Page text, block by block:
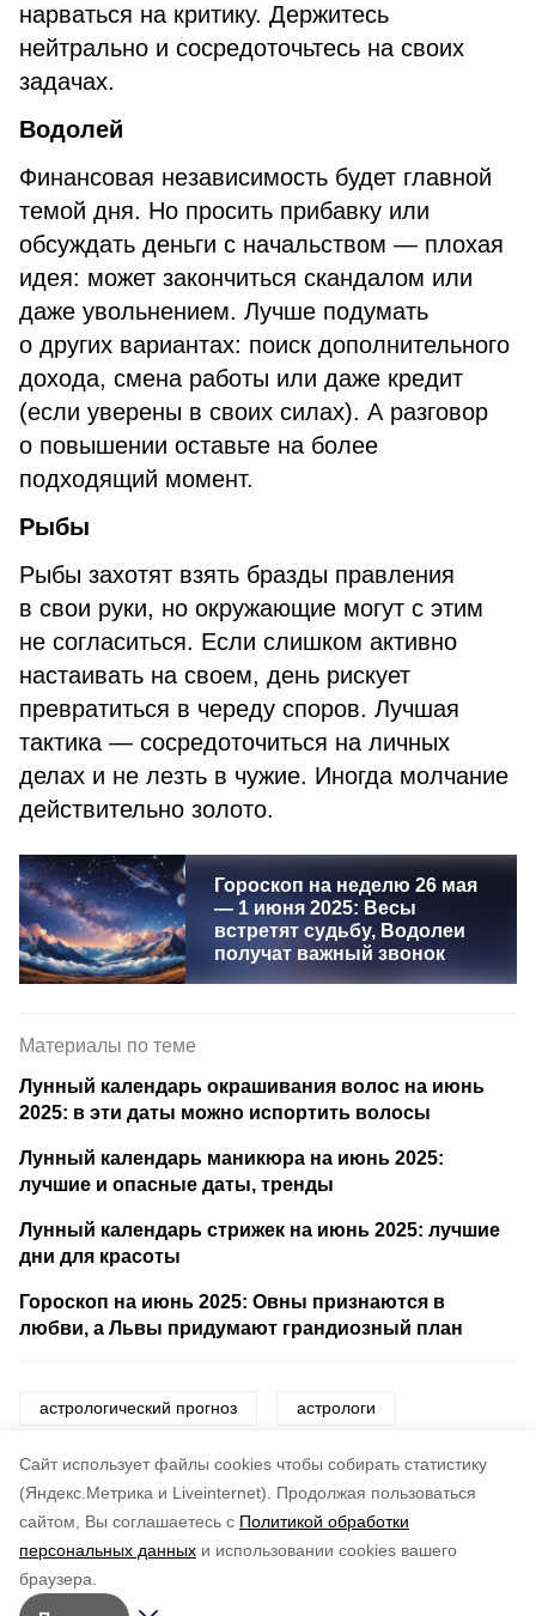
Cайт использует файлы cookies чтобы собирать статистику
(Яндекс.Метрика и Liveinternet).
Продолжая пользоваться
сайтом, Вы соглашаетесь с Политикой обработки
персональных данных и использовании cookies вашего
браузера.
нарваться на критику. Держитесь
нейтрально и сосредоточьтесь на своих
задачах.
Водолей
Финансовая независимость будет главной
темой дня. Но просить прибавку или
обсуждать деньги с начальством — плохая
идея: может закончиться скандалом или
даже увольнением. Лучше подумать
о других вариантах: поиск дополнительного
дохода, смена работы или даже кредит
(если уверены в своих силах). А разговор
о повышении оставьте на более
подходящий момент.
Рыбы
Рыбы захотят взять бразды правления
в свои руки, но окружающие могут с этим
не согласиться. Если слишком активно
настаивать на своем, день рискует
превратиться в череду споров. Лучшая
тактика — сосредоточиться на личных
делах и не лезть в чужие. Иногда молчание
действительно золото.
Гороскоп на неделю 26 мая
— 1 июня 2025: Весы
встретят судьбу, Водолеи
получат важный звонок
Материалы по теме
Лунный календарь окрашивания волос на июнь
2025: в эти даты можно испортить волосы
Лунный календарь маникюра на июнь 2025:
лучшие и опасные даты, тренды
Лунный календарь стрижек на июнь 2025: лучшие
дни для красоты
Гороскоп на июнь 2025: Овны признаются в
любви, а Львы придумают грандиозный план
астрологический прогноз астрологи
гороскоп знаки зодиака звезды
по оценке
5